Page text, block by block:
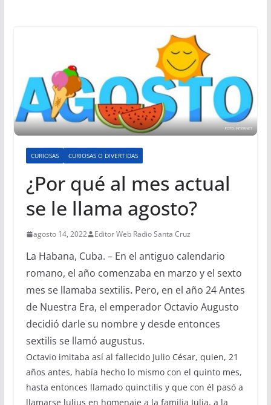
CURIOSAS CURIOSAS O DIVERTIDAS
¿Por qué al mes actual
se le llama agosto?
agosto 14, 2022 Editor Web Radio Santa Cruz
La Habana, Cuba. – En el antiguo calendario
romano, el año comenzaba en marzo y el sexto
mes se llamaba sextilis. Pero, en el año 24 Antes
de Nuestra Era, el emperador Octavio Augusto
decidió darle su nombre y desde entonces
sextilis se llamó augustus.
Octavio imitaba así al fallecido Julio César, quien, 21
años antes, había hecho lo mismo con el quinto mes,
hasta entonces llamado quinctilis y que con él pasó a
llamarse lulius en homenaje a la familia Iulia, a la